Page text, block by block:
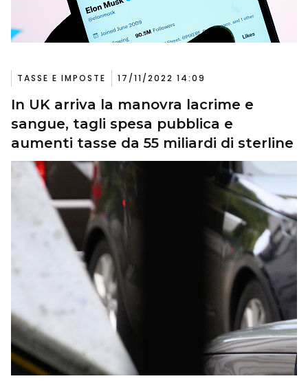
TASSE E IMPOSTE 17/11/2022 14:09
In UK arriva la manovra lacrime e
sangue, tagli spesa pubblica e
aumenti tasse da 55 miliardi di sterline